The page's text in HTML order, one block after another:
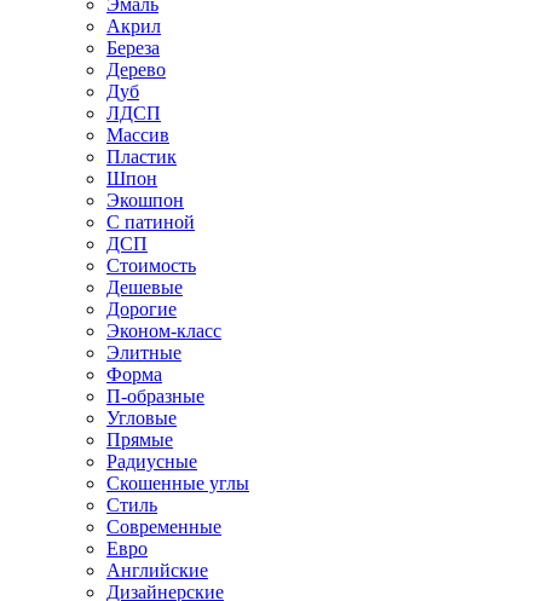
Эмаль
Акрил
Береза
Дерево
Дуб
ЛДСП
Массив
Пластик
Шпон
Экошпон
С патиной
ДСП
Стоимость
Дешевые
Дорогие
Эконом-класс
Элитные
Форма
П-образные
Угловые
Прямые
Радиусные
Скошенные углы
Стиль
Современные
Евро
Английские
Дизайнерские